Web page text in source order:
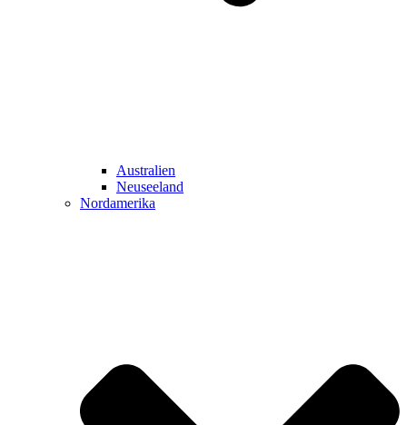
Australien
Neuseeland
Nordamerika